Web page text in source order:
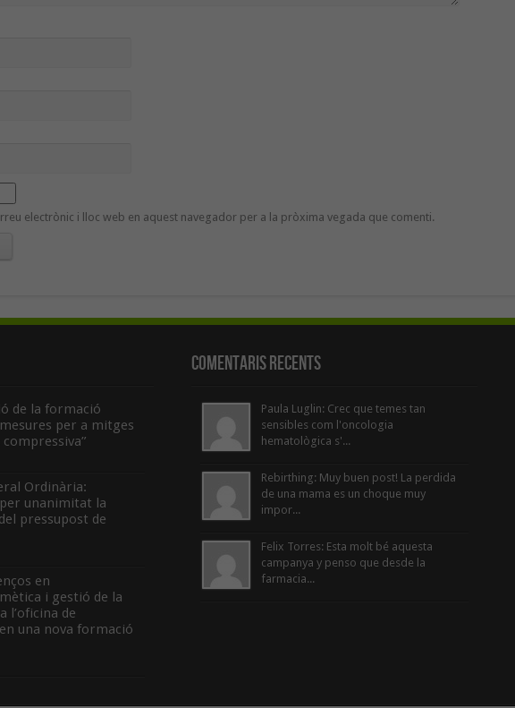
electrònic i lloc web en aquest navegador per a la pròxima vegada que comenti.
de la formació
per a mitges
Ordinària:
unanimitat la
pressupost de
en
i gestió de la
l’oficina de
una nova formació
Comentaris Recents
Paula Luglin: Crec que temes tan
sensibles com l'oncologia
hematològica s'...
Rebirthing: Muy buen post! La perdida
de una mama es un choque muy
impor...
Felix Torres: Esta molt bé aquesta
campanya y penso que desde la
farmacia...